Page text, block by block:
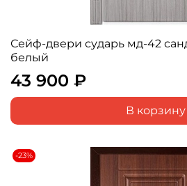
Сейф-двери сударь мд-42
белый
43 900 ₽
В корзину
-23%